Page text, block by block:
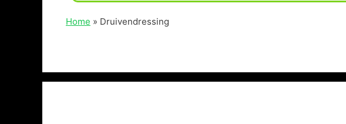
Home » Druivendressing